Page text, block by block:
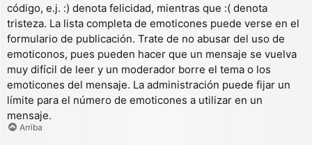
código, e.j. :) denota felicidad, mientras que :( denota
tristeza. La lista completa de emoticones puede verse en el
formulario de publicación. Trate de no abusar del uso de
emoticonos, pues pueden hacer que un mensaje se vuelva
muy difícil de leer y un moderador borre el tema o los
emoticones del mensaje. La administración puede fijar un
límite para el número de emoticones a utilizar en un
mensaje.
Arriba